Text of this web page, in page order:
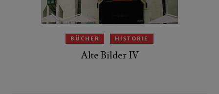
BÜCHER HISTORIE
Alte Bilder IV